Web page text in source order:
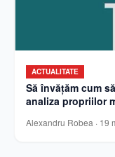
ACTUALITATE
Să învățăm cum
analiza propriilor
Alexandru Robea · 19